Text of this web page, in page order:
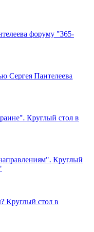
форуму "365-
Сергея Пантелеева
Круглый стол в
Круглый
Круглый стол в